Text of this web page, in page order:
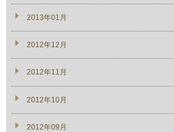
2013年01月
2012年12月
2012年11月
2012年10月
2012年09月